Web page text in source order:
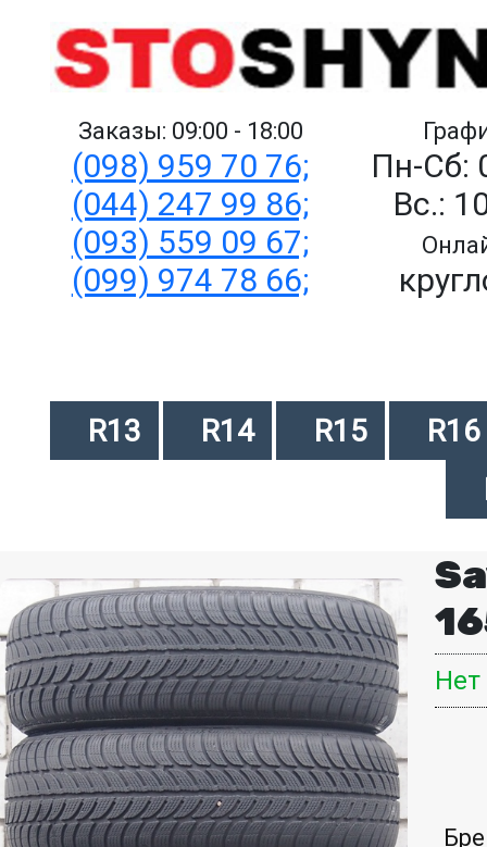
Заказы: 09:00 - 18:00
(098) 959 70 76;
(044) 247 99 86;
(093) 559 09 67;
(099) 974 78 66;
Пн-Сб:
Вс.:
R13 R14 R15
R16